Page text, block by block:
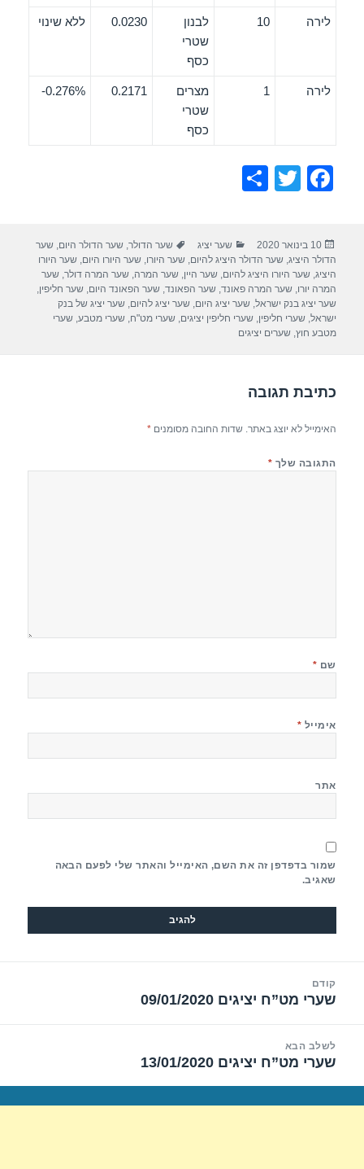
לירה 10
לבנון
שטרי
כסף
0.0230 ללא שינוי
לירה 1
מצרים
שטרי
כסף
0.2171
0.276%-
F
e
b
o
o
T
er
e
פורסם
בתאריך
10 בינואר 2020 קטגוריות
שער יציג תגיות
שער הדולר,שער הדולר היום,שער
הדולר היציג,שער הדולר היציג להיום,שער היורו,שער היורו היום,שער היורו
היציג,שער היורו היציג להיום,שער היין,שער המרה,שער המרה דולר,שער
המרה יורו,שער המרה פאונד,שער הפאונד,שער הפאונד היום,שער חליפין,
שער יציג בנק ישראל,שער יציג היום,שער יציג להיום,שער יציג של בנק
ישראל,שערי חליפין,שערי חליפין יציגים,שערי מט"ח,שערי מטבע,שערי
מטבע חוץ,שערים יציגים
כתיבת תגובה
האימייל לא יוצג באתר. שדות החובה מסומנים*
התגובה שלך *
שם *
אימייל *
אתר
שמור בדפדפן זה את השם, האימייל והאתר שלי לפעם הבאה
שאגיב.
קודם
הפוסט
שערי מט”ח יציגים 09/01/2020
לשלב הבא
הפוסט
שערי מט”ח יציגים 13/01/2020